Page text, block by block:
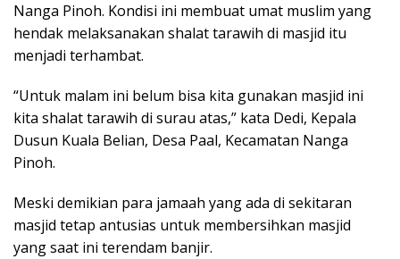
Nanga Pinoh. Kondisi ini membuat umat muslim yang
hendak melaksanakan shalat tarawih di masjid itu
menjadi terhambat.
“Untuk malam ini belum bisa kita gunakan masjid ini
kita shalat tarawih di surau atas,” kata Dedi, Kepala
Dusun Kuala Belian, Desa Paal, Kecamatan Nanga
Pinoh.
Meski demikian para jamaah yang ada di sekitaran
masjid tetap antusias untuk membersihkan masjid
yang saat ini terendam banjir.